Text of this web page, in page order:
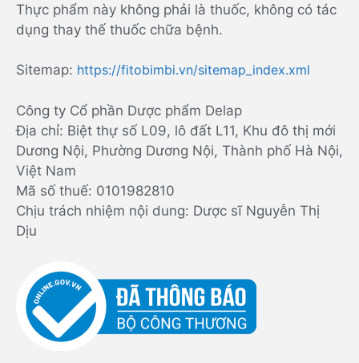
Thực phẩm này không phải là thuốc, không có tác
dụng thay thế thuốc chữa bệnh.
Sitemap: https://fitobimbi.vn/sitemap_index.xml
Công ty Cổ phần Dược phẩm Delap
Địa chỉ: Biệt thự số L09, lô đất L11, Khu đô thị mới
Dương Nội, Phường Dương Nội, Thành phố Hà Nội,
Việt Nam
Mã số thuế: 0101982810
Chịu trách nhiệm nội dung: Dược sĩ Nguyễn Thị
Dịu